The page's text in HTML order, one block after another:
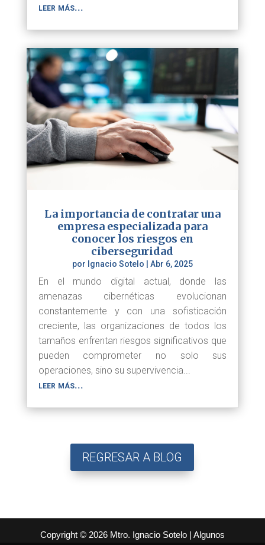
leer más...
La importancia de contratar una
empresa especializada para
conocer los riesgos en
ciberseguridad
por Ignacio Sotelo | Abr 6, 2025
En el mundo digital actual, donde las
amenazas cibernéticas evolucionan
constantemente y con una sofisticación
creciente, las organizaciones de todos los
tamaños enfrentan riesgos significativos que
pueden comprometer no solo sus
operaciones, sino su supervivencia...
leer más...
REGRESAR A BLOG
Copyright © 2026 Mtro. Ignacio Sotelo | Algunos